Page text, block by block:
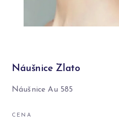
Náušnice Zlato
Náušnice Au 585
CENA